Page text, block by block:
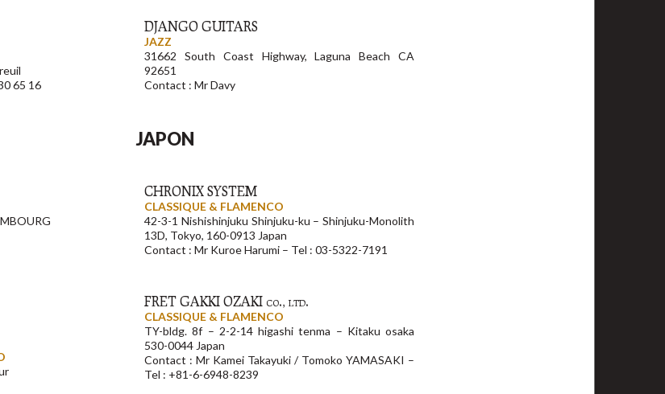
65 16
DJANGO GUITARS
JAZZ
31662 South Coast Highway, Laguna Beach CA
92651
Contact : Mr Davy
JAPON
CHRONIX SYSTEM
CLASSIQUE & FLAMENCO
42-3-1 Nishishinjuku Shinjuku-ku – Shinjuku-Monolith
13D, Tokyo, 160-0913 Japan
Contact : Mr Kuroe Harumi – Tel : 03-5322-7191
FRET GAKKI OZAKI co., ltd.
CLASSIQUE & FLAMENCO
TY-bldg. 8f – 2-2-14 higashi tenma – Kitaku osaka
530-0044 Japan
Contact : Mr Kamei Takayuki / Tomoko YAMASAKI –
Tel : +81-6-6948-8239